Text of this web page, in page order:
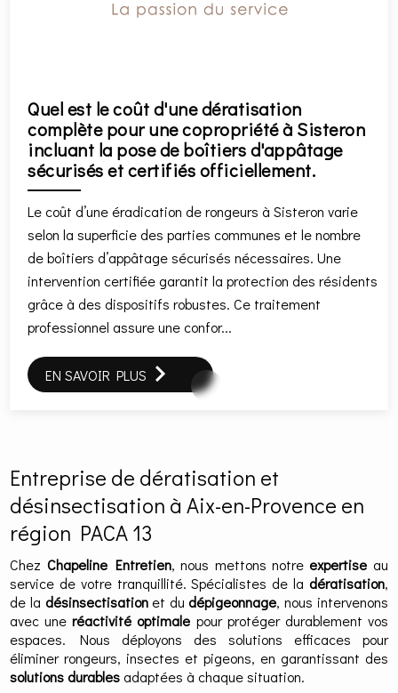
Quel est le coût d'une dératisation
complète pour une copropriété à Sisteron
incluant la pose de boîtiers d'appâtage
sécurisés et certifiés officiellement.
Le coût d’une éradication de rongeurs à Sisteron varie
selon la superficie des parties communes et le nombre
de boîtiers d’appâtage sécurisés nécessaires. Une
intervention certifiée garantit la protection des résidents
grâce à des dispositifs robustes. Ce traitement
professionnel assure une confor...
EN SAVOIR PLUS
Entreprise de dératisation et
désinsectisation à Aix-en-Provence en
région PACA 13
Chez Chapeline Entretien, nous mettons notreexpertise au
service de votre tranquillité. Spécialistes de la dératisation,
de la désinsectisationet dudépigeonnage, nous intervenons
avec uneréactivité optimale pour protéger durablement vos
espaces. Nous déployons des solutions efficaces pour
éliminer rongeurs, insectes et pigeons, en garantissant des
solutions durables adaptées à chaque situation.